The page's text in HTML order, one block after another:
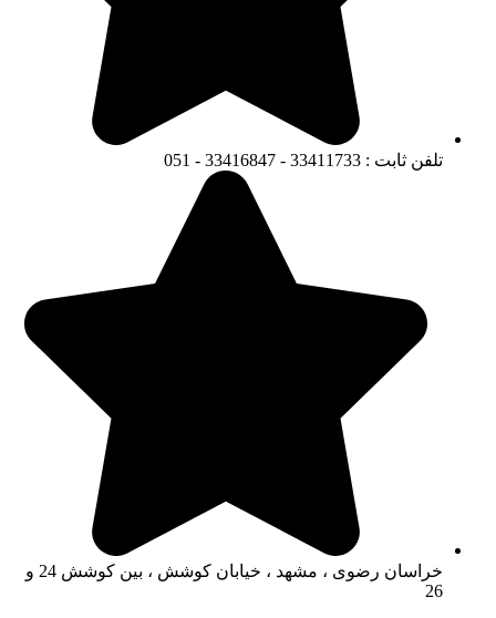
تلفن ثابت : 33411733 - 33416847 - 051
خراسان رضوی ، مشهد ، خیابان کوشش ، بین کوشش 24 و
26